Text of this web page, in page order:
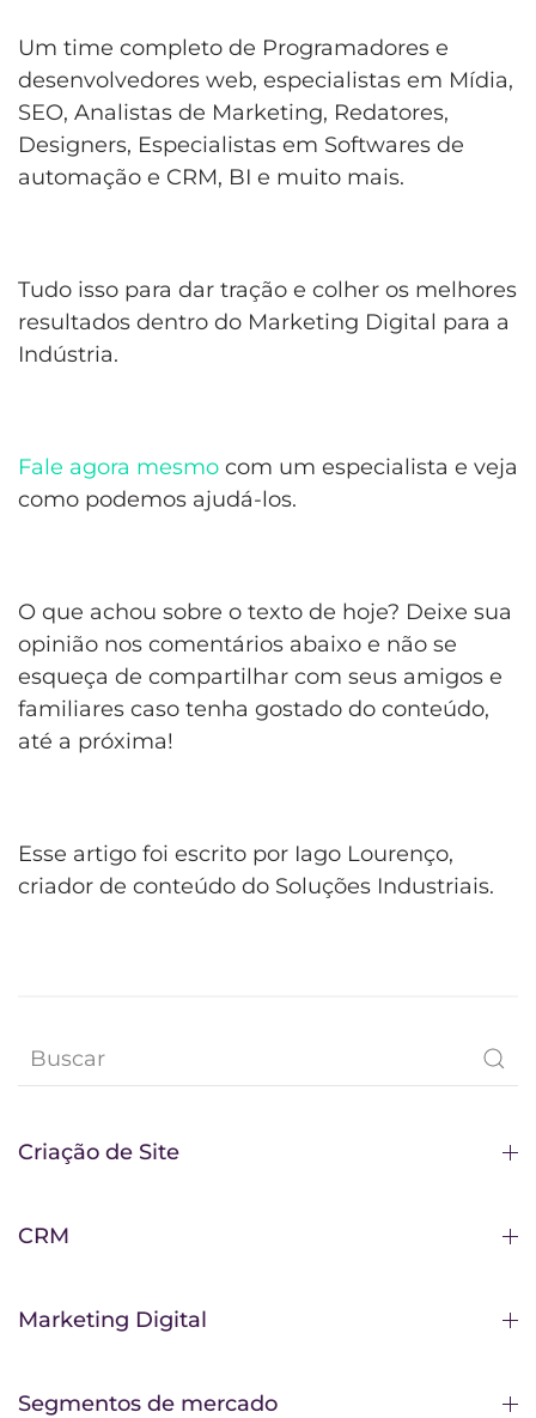
Um time completo de Programadores e
desenvolvedores web, especialistas em Mídia,
SEO, Analistas de Marketing, Redatores,
Designers, Especialistas em Softwares de
automação e CRM, BI e muito mais.
Tudo isso para dar tração e colher os melhores
resultados dentro do Marketing Digital para a
Indústria.
Fale agora mesmo com um especialista e veja
como podemos ajudá-los.
O que achou sobre o texto de hoje? Deixe sua
opinião nos comentários abaixo e não se
esqueça de compartilhar com seus amigos e
familiares caso tenha gostado do conteúdo,
até a próxima!
Esse artigo foi escrito por Iago Lourenço,
criador de conteúdo do Soluções Industriais.
Criação de Site
CRM
Marketing Digital
Segmentos de mercado